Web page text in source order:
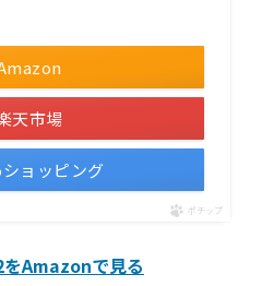
天市場
ョッピング
ポチップ
Amazonで見る